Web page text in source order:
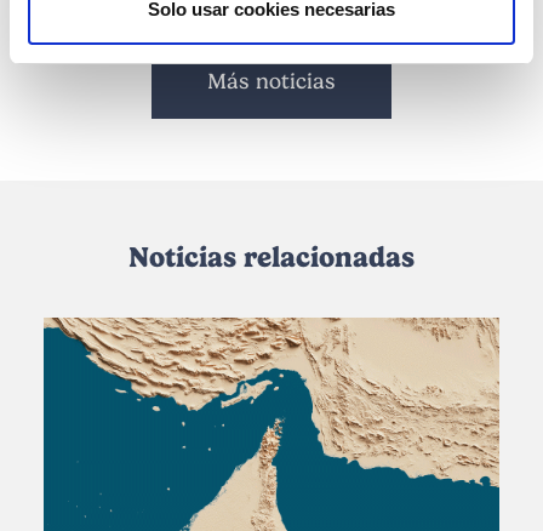
Solo usar cookies necesarias
Más noticias
Noticias relacionadas